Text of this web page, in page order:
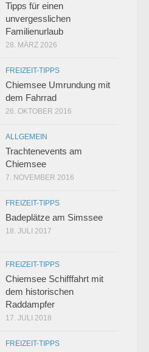
Tipps für einen
unvergesslichen
Familienurlaub
28. MÄRZ 2026
FREIZEIT-TIPPS
Chiemsee Umrundung mit
dem Fahrrad
26. OKTOBER 2016
ALLGEMEIN
Trachtenevents am
Chiemsee
7. NOVEMBER 2016
FREIZEIT-TIPPS
Badeplätze am Simssee
18. JULI 2017
FREIZEIT-TIPPS
Chiemsee Schifffahrt mit
dem historischen
Raddampfer
17. JULI 2018
FREIZEIT-TIPPS